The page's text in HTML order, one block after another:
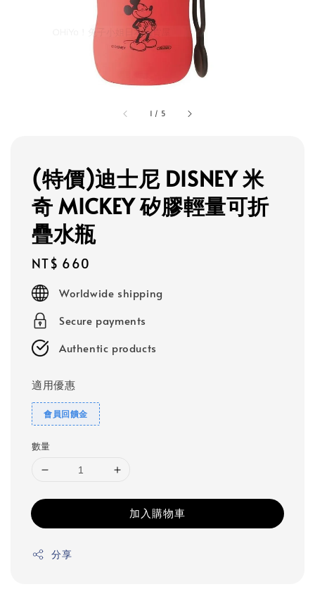
1 / 5
(特價)迪士尼 DISNEY 米
奇 MICKEY 矽膠輕量可折
疊水瓶
Regular
price
NT$ 660
Worldwide shipping
Secure payments
Authentic products
適用優惠
會員回饋金
數量
加入購物車
分享